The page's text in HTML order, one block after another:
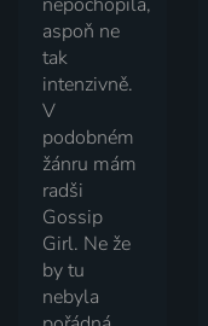
aspoň ne
tak
intenzivně.
V
podobném
žánru mám
radši
Gossip
Girl. Ne že
by tu
nebyla